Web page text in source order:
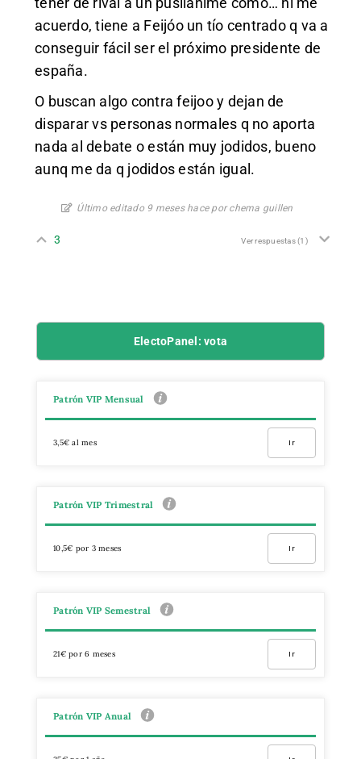
acuerdo, tiene a Feijóo un tío centrado q va a
conseguir fácil ser el próximo presidente de
españa.
O buscan algo contra feijoo y dejan de
disparar vs personas normales q no aporta
nada al debate o están muy jodidos, bueno
aunq me da q jodidos están igual.
Último editado 9 meses hace por chema guillen
3 Ver respuestas(1)
ElectoPanel: vota
Patrón VIP Mensual
3,5€ al mes Ir
Patrón VIP Trimestral
10,5€ por 3 meses Ir
Patrón VIP Semestral
21€ por 6 meses Ir
Patrón VIP Anual